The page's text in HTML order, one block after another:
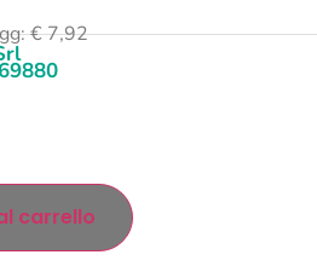
€7,92
carrello